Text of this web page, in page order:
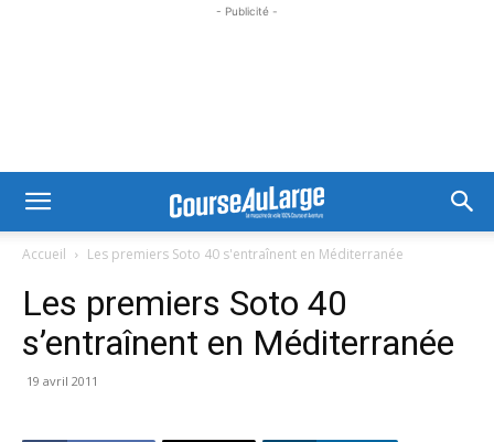
- Publicité -
Accueil Les premiers Soto 40 s'entraînent en Méditerranée
Les premiers Soto 40
s’entraînent en Méditerranée
19 avril 2011